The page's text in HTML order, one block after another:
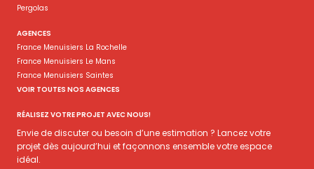
Pergolas
AGENCES
France Menuisiers La Rochelle
France Menuisiers Le Mans
France Menuisiers Saintes
VOIR TOUTES NOS AGENCES
RÉALISEZ VOTRE PROJET AVEC NOUS!
Envie de discuter ou besoin d’une estimation ? Lancez votre
projet dès aujourd’hui et façonnons ensemble votre espace
idéal.